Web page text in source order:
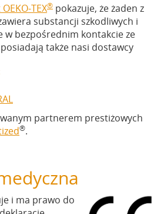
TEX® pokazuje, że żaden z
substancji szkodliwych i
w bezpośrednim kontakcie ze
także nasi dostawcy
partnerem prestiżowych
®.
i ma prawo do